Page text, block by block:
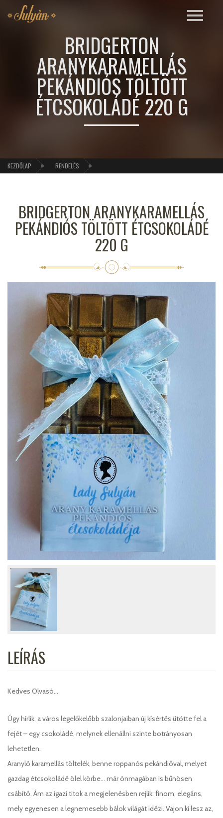
BRIDGERTON
ARANYKARAMELLÁS
PEKÁNDIÓS TÖLTÖTT
ÉTCSOKOLÁDÉ 220 G
KEZDŐLAP RENDELÉS
BRIDGERTON ARANYKARAMELLÁS
PEKÁNDIÓS TÖLTÖTT ÉTCSOKOLÁDÉ
220 G
LEÍRÁS
Kedves Olvasó…
Úgy hírlik, a város legelőkelőbb szalonjaiban új kísértés ütötte fel a
fejét – egy csokoládé, melynek ellenállni szinte botrányosan
lehetetlen.
Aranyló karamellás töltelék, benne roppanós pekándióval, melyet
gazdag étcsokoládé ölel körbe… már önmagában is bűnösen
csábító. Ám az igazi titok a megjelenésben rejlik: finom, elegáns,
mely egyenesen a legnemesebb bálok világát idézi. Vajon ki lesz az,